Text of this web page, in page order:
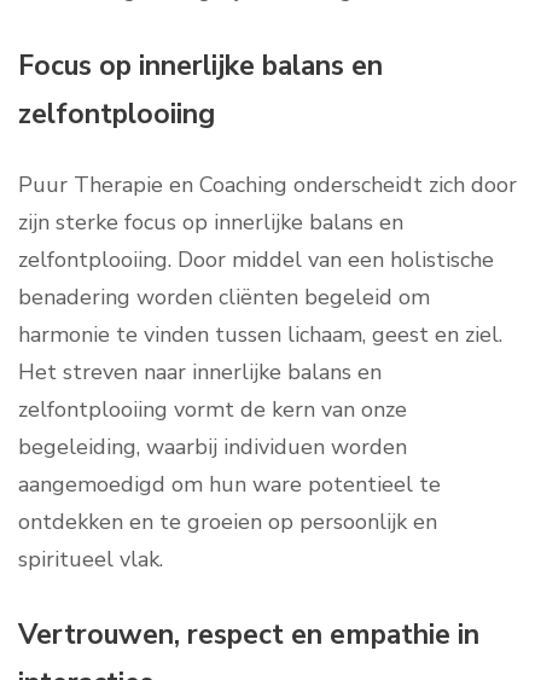
Focus op innerlijke balans en
zelfontplooiing
Puur Therapie en Coaching onderscheidt zich door
zijn sterke focus op innerlijke balans en
zelfontplooiing. Door middel van een holistische
benadering worden cliënten begeleid om
harmonie te vinden tussen lichaam, geest en ziel.
Het streven naar innerlijke balans en
zelfontplooiing vormt de kern van onze
begeleiding, waarbij individuen worden
aangemoedigd om hun ware potentieel te
ontdekken en te groeien op persoonlijk en
spiritueel vlak.
Vertrouwen, respect en empathie in